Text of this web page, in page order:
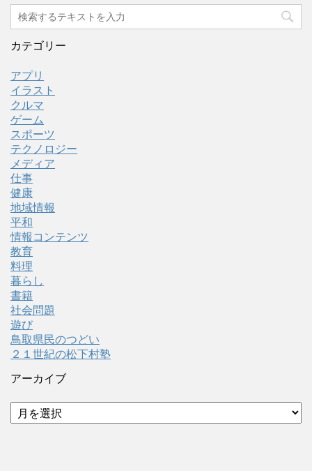
カテゴリー
アプリ
イラスト
クルマ
ゲーム
スポーツ
テクノロジー
メディア
仕事
健康
地域情報
平和
情報コンテンツ
教育
料理
暮らし
書籍
社会問題
遊び
鳥取県民のつどい
２１世紀の松下村塾
アーカイブ
ア
ー